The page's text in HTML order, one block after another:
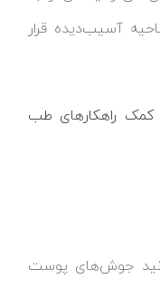
آسیب‌دیده قرار
راهکارهای طب
جوش‌های پوست